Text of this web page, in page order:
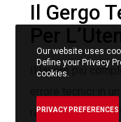
Il Gergo
Per
Il lavoro più
rassicurante. Il
Our website uses
Define your Privacy
cookies.
PRIVACY PREFERENCES